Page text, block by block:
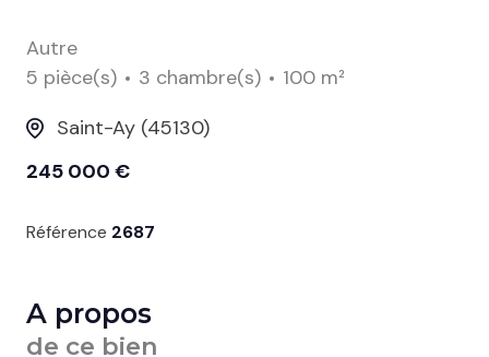
Autre
5 pièce(s)
3 chambre(s)
100 m²
Saint-Ay (45130)
245 000 €
Référence 2687
A propos
de ce bien